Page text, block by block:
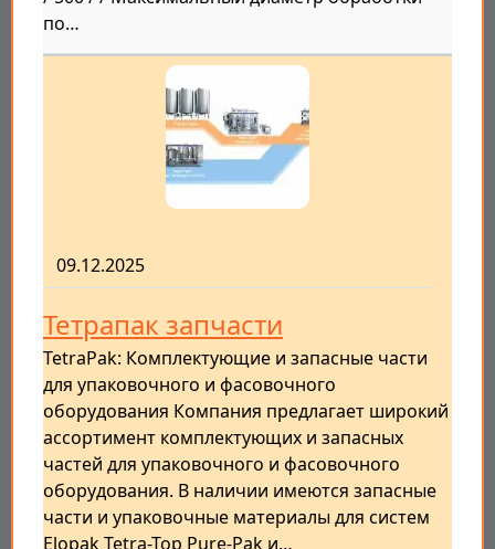
по…
09.12.2025
Тетрапак запчасти
TetraPak: Комплектующие и запасные части
для упаковочного и фасовочного
оборудования Компания предлагает широкий
ассортимент комплектующих и запасных
частей для упаковочного и фасовочного
оборудования. В наличии имеются запасные
части и упаковочные материалы для систем
Elopak Tetra-Top Pure-Pak и…